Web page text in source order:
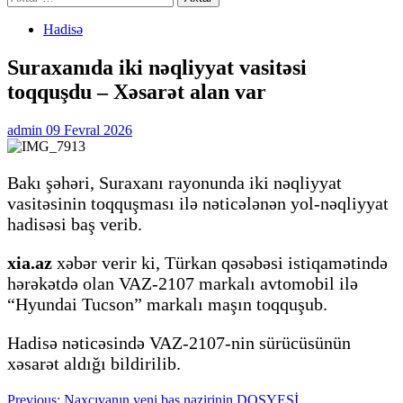
Hadisə
Suraxanıda iki nəqliyyat vasitəsi
toqquşdu – Xəsarət alan var
admin 09 Fevral 2026
Bakı şəhəri, Suraxanı rayonunda iki nəqliyyat
vasitəsinin toqquşması ilə nəticələnən yol-nəqliyyat
hadisəsi baş verib.
xia.az xəbər verir ki, Türkan qəsəbəsi istiqamətində
hərəkətdə olan VAZ-2107 markalı avtomobil ilə
“Hyundai Tucson” markalı maşın toqquşub.
Hadisə nəticəsində VAZ-2107-nin sürücüsünün
xəsarət aldığı bildirilib.
Previous: Naxçıvanın yeni baş nazirinin DOSYESİ